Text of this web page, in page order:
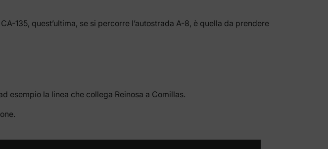
135, quest’ultima, se si percorre l’autostrada A-8, è quella da prendere
esempio la linea che collega Reinosa a Comillas.